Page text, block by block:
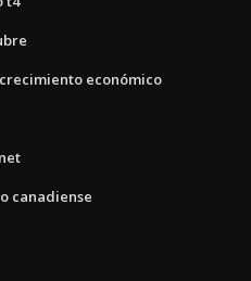
económico
canadiense